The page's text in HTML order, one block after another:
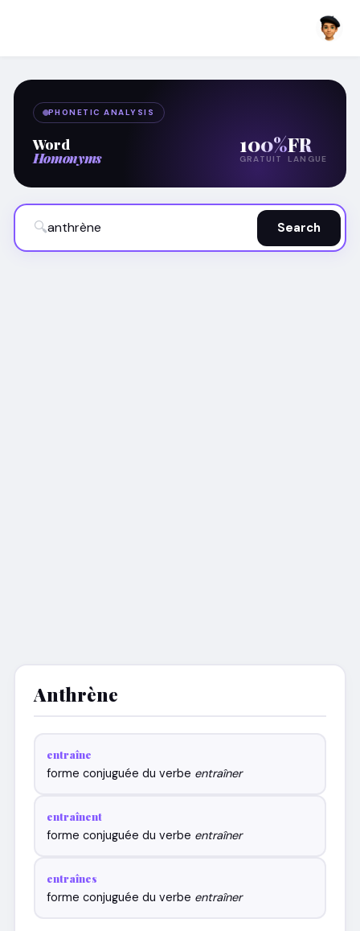
PHONETIC ANALYSIS
Word
Homonyms
100%
GRATUIT
FR
LANGUE
🔍 Search
Anthrène
entraîne
forme conjuguée du verbe entraîner
entraînent
forme conjuguée du verbe entraîner
entraînes
forme conjuguée du verbe entraîner